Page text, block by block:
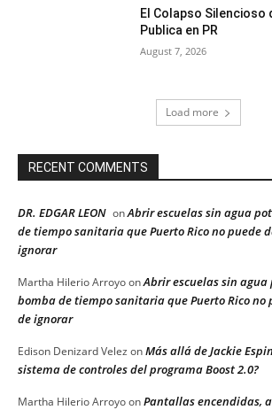
El Colapso Silencioso
Publica en PR
August 7, 2026
Load more
RECENT COMMENTS
DR. EDGAR LEON onAbrir escuelas sin agua
de tiempo sanitaria que Puerto Rico no puede
ignorar
Martha Hilerio ArroyoonAbrir escuelas sin
bomba de tiempo sanitaria que Puerto Rico no
de ignorar
Edison Denizard Velez onMás allá de Jackie
sistema de controles del programa Boost 2.0?
Martha Hilerio ArroyoonPantallas encendidas,